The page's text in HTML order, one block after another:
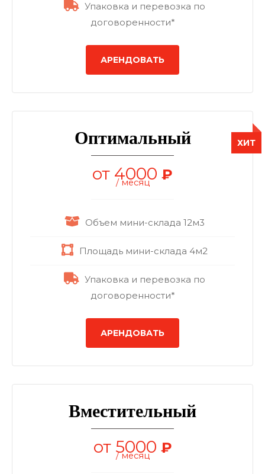
Упаковка и перевозка по
договоренности*
АРЕНДОВАТЬ
Оптимальный
от 4000 ₽
/ месяц
Объем мини-склада 12м3
Площадь мини-склада 4м2
Упаковка и перевозка по
договоренности*
АРЕНДОВАТЬ
Вместительный
от 5000 ₽
/ месяц